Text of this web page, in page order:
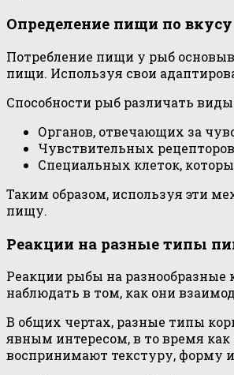
Определение пищи по вкусу
Потребление пищи у рыб
пищи. Используя свои
Способности рыб различать
Органов, отвечающих за
Чувствительных
Специальных клеток,
Таким образом, используя эти
пищу.
Реакции на разные типы
Реакции рыбы на
наблюдать в том, как они
В общих чертах, разные типы
явным интересом, в то время
воспринимают текстуру, форму